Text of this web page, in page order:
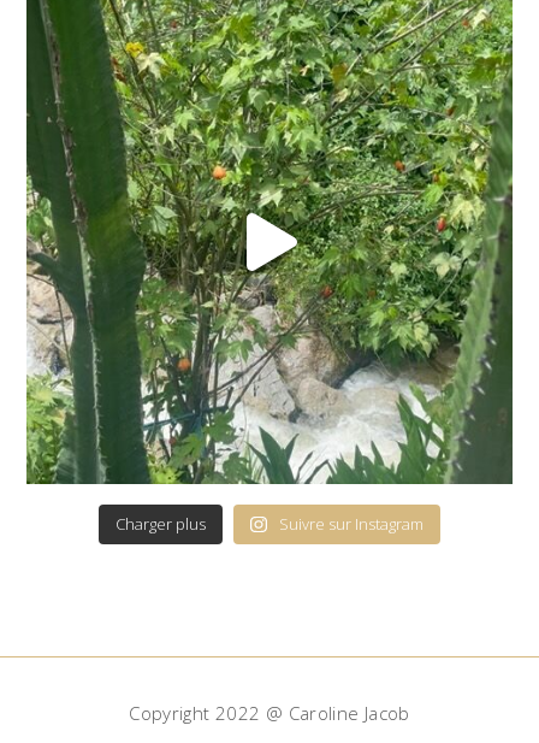
Charger plus Suivre sur Instagram
Copyright 2022 @ Caroline Jacob